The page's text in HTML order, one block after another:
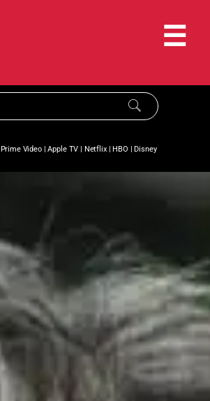
☰
Prime Video|Apple TV | Netflix|HBO |Disney